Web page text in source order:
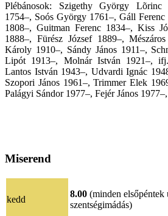
Plébánosok: Szigethy György Lõrinc
1754–, Soós György 1761–, Gáll
1808–, Guitman Ferenc 1834–, Kiss
1888–, Fürész József 1889–,
Károly 1910–, Sándy János 1911–,
Lipót 1913–, Molnár István 1921–,
Lantos István 1943–, Udvardi Ignác
Szopori János 1961–, Trimmer Elek
Palágyi Sándor 1977–, Fejér János
Miserend
kedd
8.00 (minden elsőpéntek
szentségimádás)